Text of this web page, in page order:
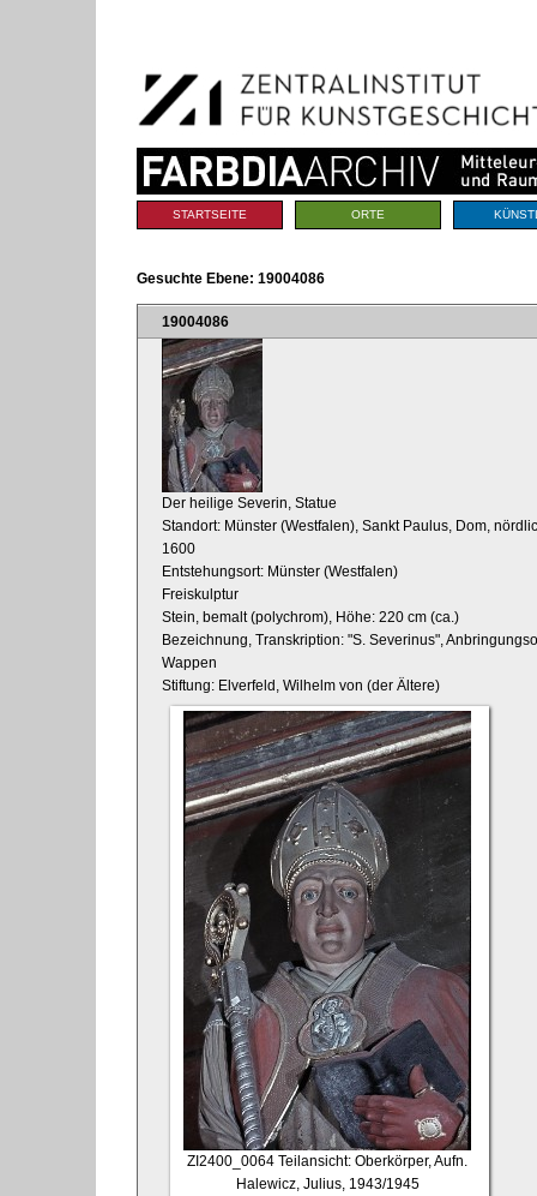
Navigation
Sektionen
STARTSEITE ORTE
Gesuchte Ebene: 19004086
19004086
Der heilige Severin, Statue
Standort: Münster (Westfalen), Sankt Paulus, Dom,
1600
Entstehungsort: Münster (Westfalen)
Freiskulptur
Stein, bemalt (polychrom), Höhe: 220 cm (ca.)
Bezeichnung, Transkription: "S. Severinus",
Wappen
Stiftung: Elverfeld, Wilhelm von (der Ältere)
ZI2400_0064 Teilansicht: Oberkörper, Aufn.
Halewicz, Julius, 1943/1945